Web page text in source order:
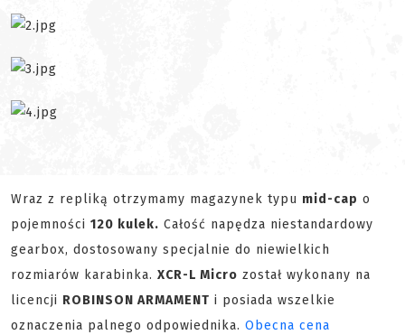
Wraz z repliką otrzymamy magazynek typu mid-cap o
pojemności 120 kulek. Całość napędza niestandardowy
gearbox, dostosowany specjalnie do niewielkich
rozmiarów karabinka. XCR-L Micro został wykonany na
licencji ROBINSON ARMAMENT i posiada wszelkie
oznaczenia palnego odpowiednika. Obecna cena